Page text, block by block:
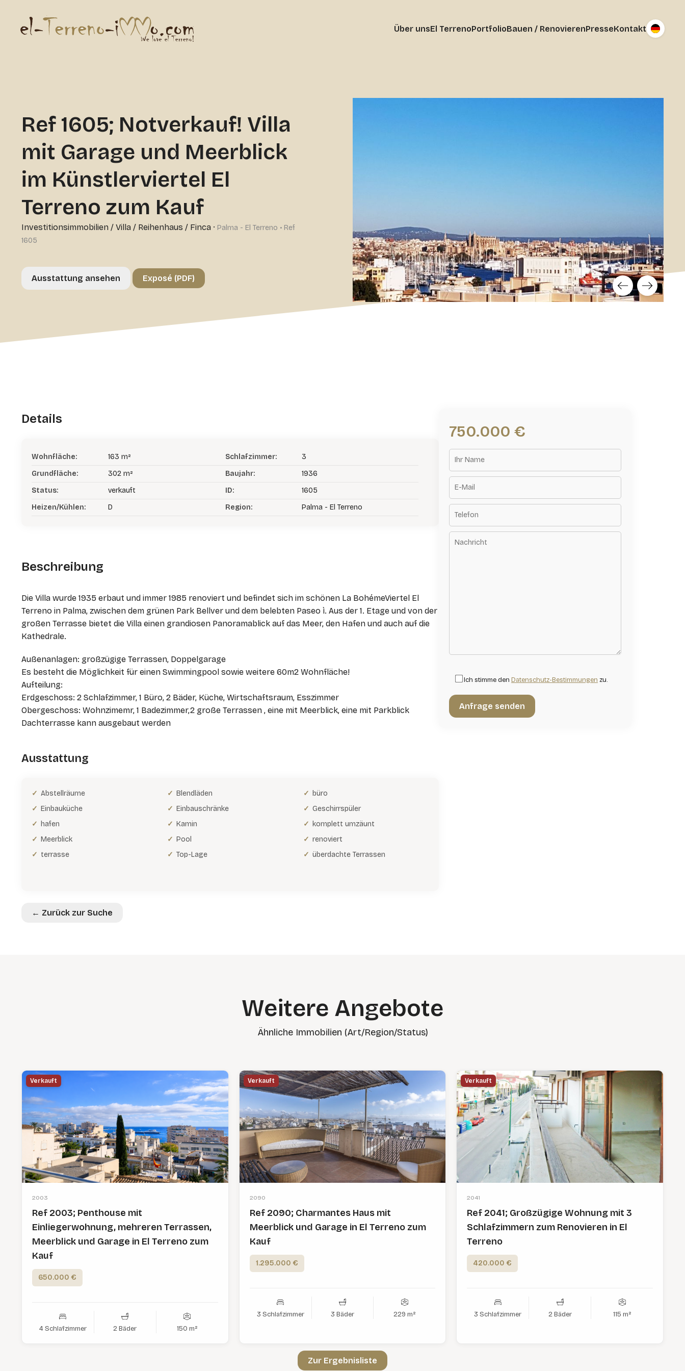
Über unsEl TerrenoPortfolioBauen / RenovierenPresseKontakt
Ref 1605; Notverkauf! Villa
mit Garage und Meerblick
im Künstlerviertel El
Terreno zum Kauf
Investitionsimmobilien / Villa / Reihenhaus / Finca · Palma - El Terreno • Ref
1605
Ausstattung ansehen Exposé (PDF)
Details
Wohnfläche: 163 m² Schlafzimmer:
3
Grundfläche:
302 m² Baujahr:
1936
Status:
verkauft ID:
1605
Heizen/Kühlen:
D Region: Palma - El Terreno
Beschreibung
Die Villa wurde 1935 erbaut und immer 1985 renoviert und befindet sich im schönen La BohémeViertel El
Terreno in Palma, zwischen dem grünen Park Bellver und dem belebten Paseo ì. Aus der 1. Etage und von der
großen Terrasse bietet die Villa einen grandiosen Panoramablick auf das Meer, den Hafen und auch auf die
Kathedrale.
Außenanlagen: großzügige Terrassen, Doppelgarage
Es besteht die Möglichkeit für einen Swimmingpool sowie weitere 60m2 Wohnfläche!
Aufteilung:
Erdgeschoss: 2 Schlafzimmer, 1 Büro, 2 Bäder, Küche, Wirtschaftsraum, Esszimmer
Obergeschoss: Wohnzimemr, 1 Badezimmer,2 große Terrassen , eine mit Meerblick, eine mit Parkblick
Dachterrasse kann ausgebaut werden
Ausstattung
Abstellräume Blendläden
büro
Einbauküche
Einbauschränke
Geschirrspüler
hafen
Kamin
komplett umzäunt
Meerblick
Pool
renoviert
terrasse
Top-Lage überdachte Terrassen
← Zurück zur Suche
750.000 €
Ich stimme den Datenschutz-Bestimmungen zu.
Weitere Angebote
Ähnliche Immobilien (Art/Region/Status)
Verkauft
2003
Ref 2003; Penthouse mit
Einliegerwohnung, mehreren Terrassen,
Meerblick und Garage in El Terreno zum
Kauf
650.000 €
4 Schlafzimmer 2 Bäder 150 m²
Verkauft
2090
Ref 2090; Charmantes Haus mit
Meerblick und Garage in El Terreno zum
Kauf
1.295.000 €
3 Schlafzimmer 3 Bäder 229 m²
Verkauft
2041
Ref 2041; Großzügige Wohnung mit 3
Schlafzimmern zum Renovieren in El
Terreno
420.000 €
3 Schlafzimmer 2 Bäder 115 m²
Zur Ergebnisliste